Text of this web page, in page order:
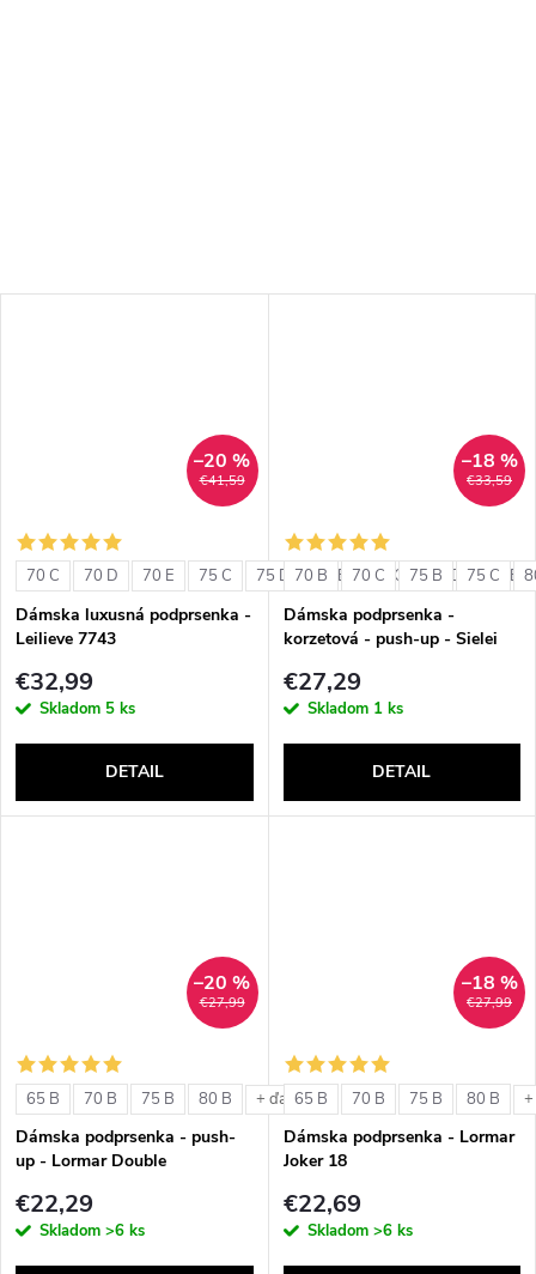
€41,59
–20 %
70 C 70 D 70 E 75 C 75 D 75 E 80 C 80 D 80 E
Dámska luxusná podprsenka -
Leilieve 7743
€32,99
Skladom 5 ks
DETAIL
€33,59
–18 %
70 B 70 C 75 B 75 C
Dámska podprsenka -
korzetová - push-up - Sielei
€27,29
Skladom 1 ks
DETAIL
€27,99
–20 %
65 B 70 B 75 B 80 B + ďalšie
Dámska podprsenka - push-
up - Lormar Double
€22,29
Skladom >6 ks
€27,99
–18 %
65 B 70 B 75 B 80 B
Dámska podprsenka - Lormar
Joker 18
€22,69
Skladom >6 ks